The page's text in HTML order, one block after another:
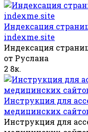
Индексация
indexme.site
Индексация
от Руслана
2 8к.
Инструкция для
медицинских
Инструкция для